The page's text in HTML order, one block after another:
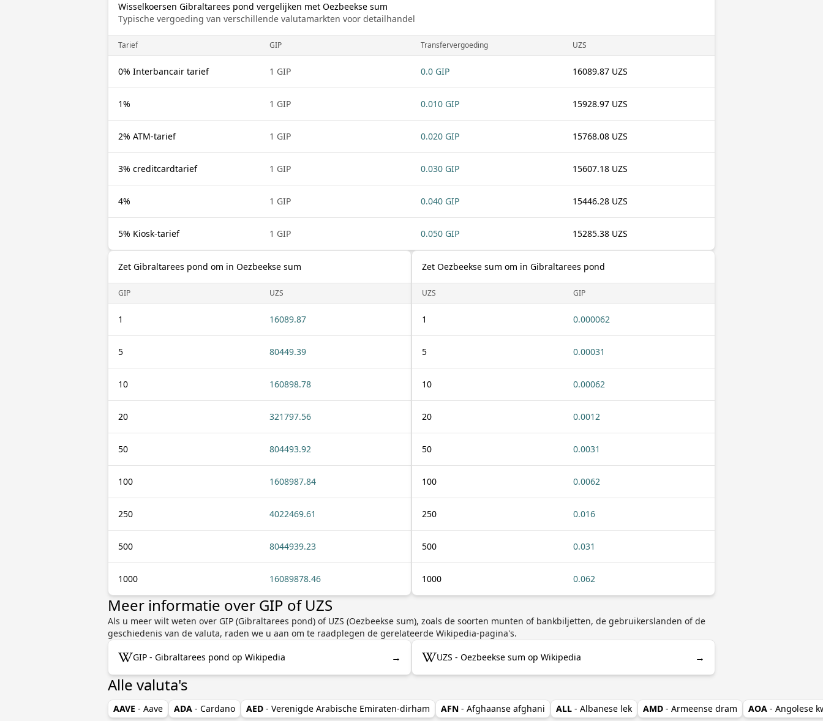
Wisselkoersen Gibraltarees pond vergelijken met Oezbeekse sum
Typische vergoeding van verschillende valutamarkten voor detailhandel
Tarief GIP Transfervergoeding UZS
0% Interbancair tarief 1 GIP 0.0 GIP 16089.87 UZS
1% 1 GIP 0.010 GIP 15928.97 UZS
2% ATM-tarief 1 GIP 0.020 GIP 15768.08 UZS
3% creditcardtarief 1 GIP 0.030 GIP 15607.18 UZS
4% 1 GIP 0.040 GIP 15446.28 UZS
5% Kiosk-tarief 1 GIP 0.050 GIP 15285.38 UZS
Zet Gibraltarees pond om in Oezbeekse sum
GIP UZS
1 16089.87
5 80449.39
10 160898.78
20 321797.56
50 804493.92
100 1608987.84
250 4022469.61
500 8044939.23
1000 16089878.46
Zet Oezbeekse sum om in Gibraltarees pond
UZS GIP
1 0.000062
5 0.00031
10 0.00062
20 0.0012
50 0.0031
100 0.0062
250 0.016
500 0.031
1000 0.062
Meer informatie over GIP of UZS
Als u meer wilt weten over GIP (Gibraltarees pond) of UZS (Oezbeekse sum), zoals de soorten munten of bankbiljetten, de gebruikerslanden of de
geschiedenis van de valuta, raden we u aan om te raadplegen de gerelateerde Wikipedia-pagina's.
GIP - Gibraltarees pond op Wikipedia → UZS - Oezbeekse sum op Wikipedia →
Alle valuta's
AAVE - Aave ADA - Cardano AED - Verenigde Arabische Emiraten-dirham AFN - Afghaanse afghani ALL - Albanese lek AMD - Armeense dram AOA - Angolese